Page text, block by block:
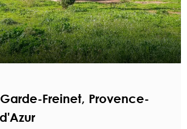
Freinet, Provence-